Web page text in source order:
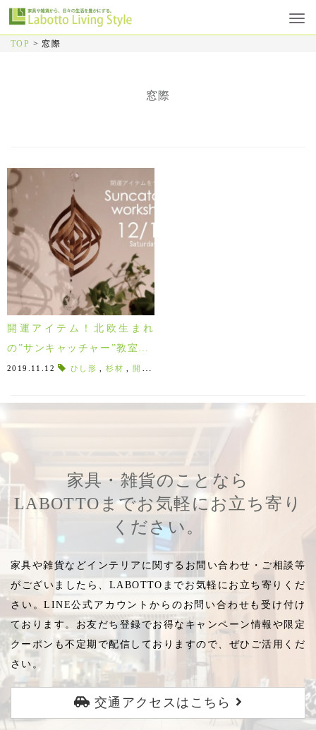
TOP > 窓際
窓際
開運アイテム！北欧生まれ
の”サンキャッチャー”教室12/
14(土)開催！
2019.11.12 ひし形 ,杉材 開運アイテム
家具・雑貨のことなら
LABOTTOまでお気軽にお立ち寄り
ください。
家具や雑貨などインテリアに関するお問い合わせ・ご相談等
がございましたら、LABOTTOまでお気軽にお立ち寄りくだ
さい。LINE公式アカウントからのお問い合わせも受け付け
ております。お友だち登録でお得なキャンペーン情報や限定
クーポンも不定期で配信しておりますので、ぜひご活用くだ
さい。
交通アクセスはこちら